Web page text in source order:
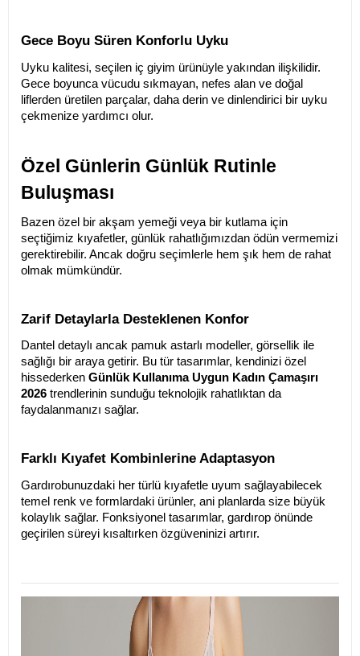
Gece Boyu Süren Konforlu Uyku
Uyku kalitesi, seçilen iç giyim ürünüyle yakından ilişkilidir.
Gece boyunca vücudu sıkmayan, nefes alan ve doğal
liflerden üretilen parçalar, daha derin ve dinlendirici bir uyku
çekmenize yardımcı olur.
Özel Günlerin Günlük Rutinle
Buluşması
Bazen özel bir akşam yemeği veya bir kutlama için
seçtiğimiz kıyafetler, günlük rahatlığımızdan ödün vermemizi
gerektirebilir. Ancak doğru seçimlerle hem şık hem de rahat
olmak mümkündür.
Zarif Detaylarla Desteklenen Konfor
Dantel detaylı ancak pamuk astarlı modeller, görsellik ile
sağlığı bir araya getirir. Bu tür tasarımlar, kendinizi özel
hissederken Günlük Kullanıma Uygun Kadın Çamaşırı
2026 trendlerinin sunduğu teknolojik rahatlıktan da
faydalanmanızı sağlar.
Farklı Kıyafet Kombinlerine Adaptasyon
Gardırobunuzdaki her türlü kıyafetle uyum sağlayabilecek
temel renk ve formlardaki ürünler, ani planlarda size büyük
kolaylık sağlar. Fonksiyonel tasarımlar, gardırop önünde
geçirilen süreyi kısaltırken özgüveninizi artırır.